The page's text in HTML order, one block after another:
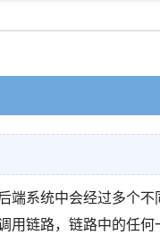
端系统中会经过多个
用链路，链路中的任